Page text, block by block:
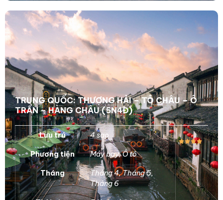
TRUNG QUỐC: THƯỢNG HẢI – TÔ CHÂU – Ô
TRẤN – HÀNG CHÂU (5N4Đ)
Lưu trú 4 sao
Phương tiện Máy bay,Ô tô
Tháng Tháng 4,Tháng 5,
Tháng 6